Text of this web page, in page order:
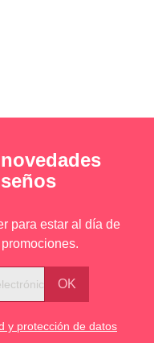
para estar al día de
y protección de datos